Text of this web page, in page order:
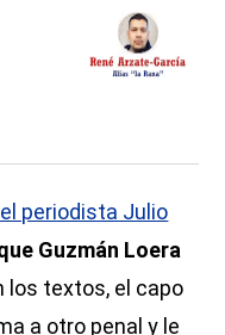
periodista Julio
Guzmán Loera
los textos, el capo
a otro penal y le